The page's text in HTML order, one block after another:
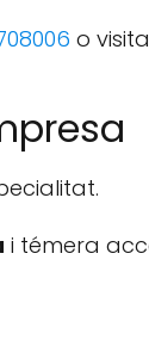
o
i témera